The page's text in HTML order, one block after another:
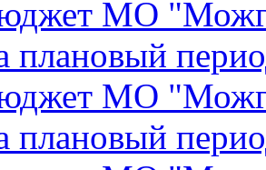
МО
плановый
МО
плановый